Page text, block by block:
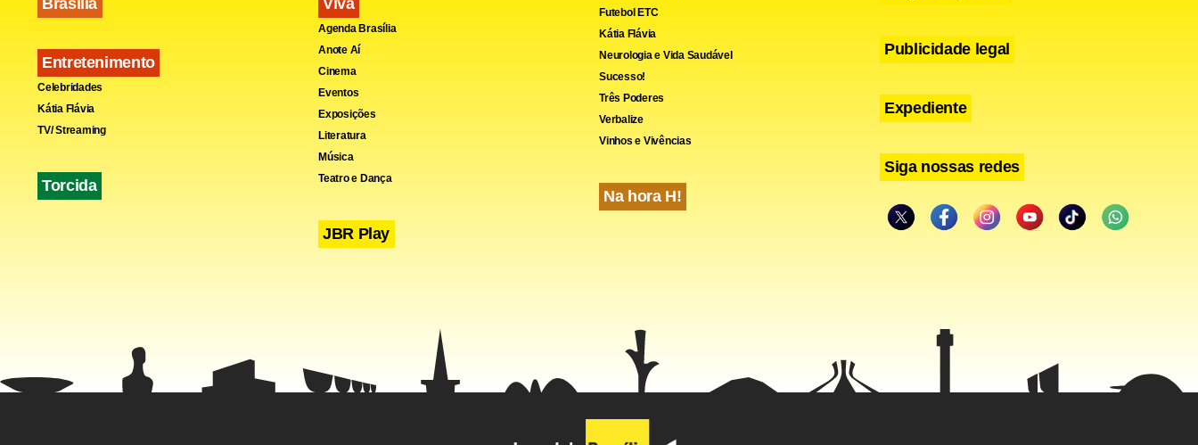
Telegram
Share
Entretenimento
Celebridades
Kátia Flávia
TV/ Streaming
Torcida
Agenda Brasília
Anote Aí
Cinema
Eventos
Exposições
Literatura
Música
Teatro e Dança
JBR Play
Futebol ETC
Kátia Flávia
Neurologia e Vida Saudável
Sucesso!
Três Poderes
Verbalize
Vinhos e Vivências
Na hora H!
Publicidade legal
Expediente
Siga nossas redes